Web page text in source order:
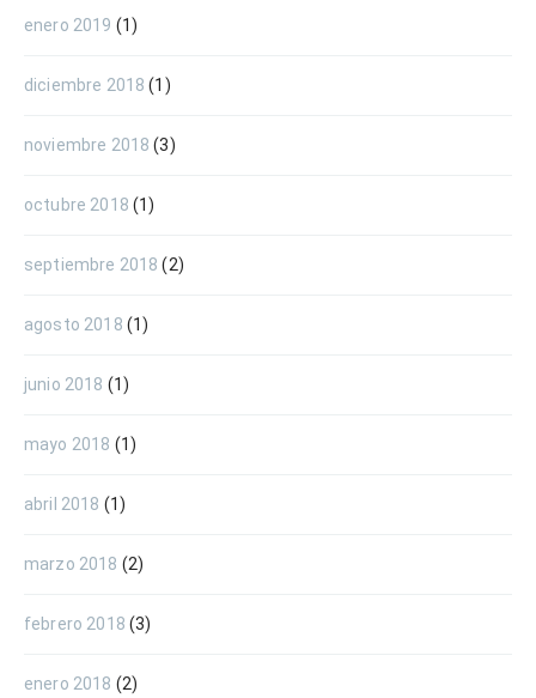
enero 2019 (1)
diciembre 2018 (1)
noviembre 2018 (3)
octubre 2018 (1)
septiembre 2018 (2)
agosto 2018 (1)
junio 2018 (1)
mayo 2018 (1)
abril 2018 (1)
marzo 2018 (2)
febrero 2018 (3)
enero 2018 (2)